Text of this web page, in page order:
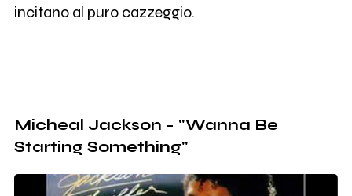
incitano al puro cazzeggio.
Micheal Jackson - "Wanna Be
Starting Something"